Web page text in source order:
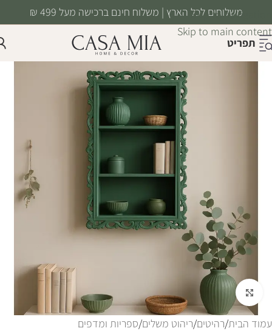
Skip to navigation
Skip to main content
משלוחים לכל הארץ | משלוח חינם ברכישה מעל 499 ₪
תפריט
לחצו להגדלה
עמוד הבית/רהיטים/ריהוט משלים/ספריות ומדפים